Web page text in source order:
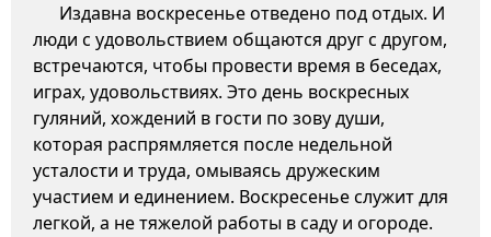
Издавна воскресенье отведено под отдых. И
люди с удовольствием общаются друг с другом,
встречаются, чтобы провести время в беседах,
играх, удовольствиях. Это день воскресных
гуляний, хождений в гости по зову души,
которая распрямляется после недельной
усталости и труда, омываясь дружеским
участием и единением. Воскресенье служит для
легкой, а не тяжелой работы в саду и огороде.